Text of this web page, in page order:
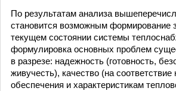
По результатам анализа
становится возможным формирование
текущем состоянии системы
формулировка основных проблем
в разрезе: надежность (готовность,
живучесть), качество (на
обеспечения и характеристикам